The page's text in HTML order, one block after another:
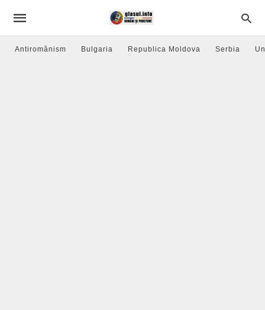
Antiromânism Bulgaria Republica Moldova Serbia